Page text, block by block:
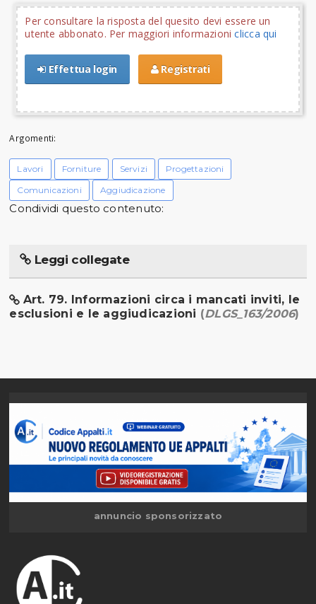
Per consultare la risposta del quesito devi essere un
utente abbonato. Per maggiori informazioniclicca qui
Effettua login Registrati
Argomenti:
Lavori Forniture Servizi
Progettazioni
Comunicazioni
Aggiudicazione
Condividi questo contenuto:
Leggi collegate
Art. 79. Informazioni circa i mancati inviti, le
esclusioni e le aggiudicazioni (DLGS_163/2006)
annuncio sponsorizzato